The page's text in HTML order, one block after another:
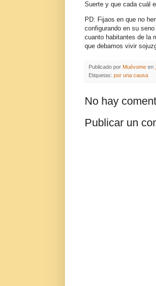
Suerte y que cada cuál
PD: Fijaos en que no
configurando en su
cuanto habitantes de la
que debamos vivir
Publicado por Muévome en
Etiquetas: por una causa
No hay
Publicar un